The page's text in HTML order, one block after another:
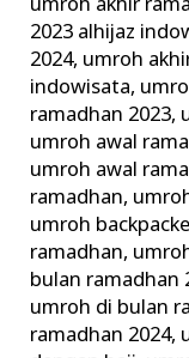
2023 alhijaz
2024, umroh
indowisata,
ramadhan 2023,
umroh awal
umroh awal
ramadhan,
umroh
ramadhan,
bulan ramadhan
umroh di bulan
ramadhan 2024,